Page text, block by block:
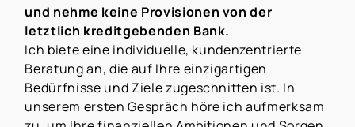
und nehme keine Provisionen von der
letztlich kreditgebenden Bank.
Ich biete eine individuelle, kundenzentrierte
Beratung an, die auf Ihre einzigartigen
Bedürfnisse und Ziele zugeschnitten ist. In
unserem ersten Gespräch höre ich aufmerksam